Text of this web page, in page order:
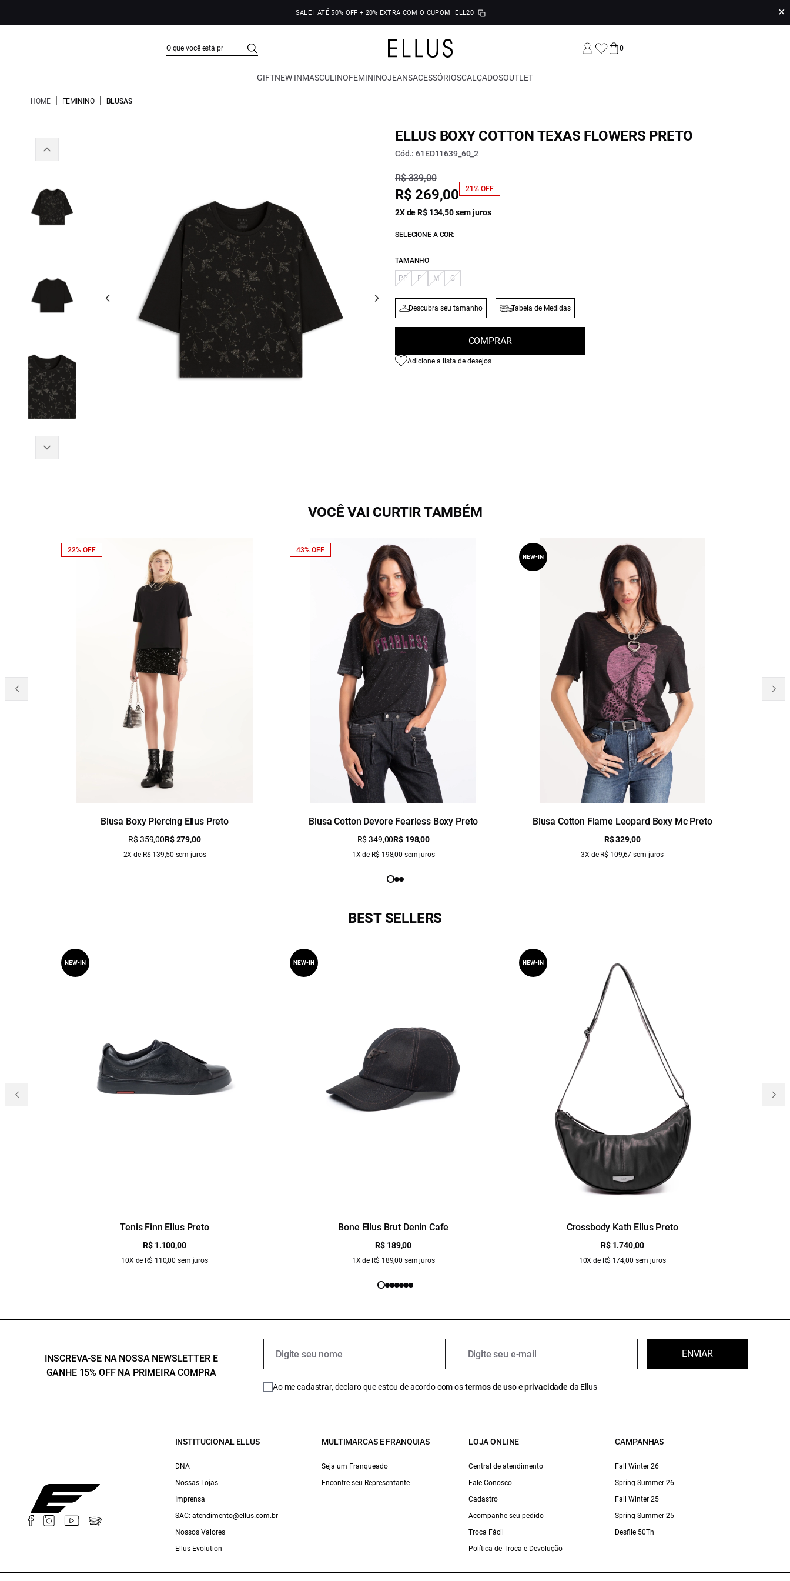
SALE | ATÉ 50% OFF + 20% EXTRA COM O CUPOM ELL20 ✕
0
GIFTNEW INMASCULINOFEMININOJEANSACESSÓRIOSCALÇADOSOUTLET
HOME | FEMININO | BLUSAS
ELLUS BOXY COTTON TEXAS FLOWERS PRETO
Cód.: 61ED11639_60_2
R$ 339,00
R$ 269,00 21% OFF
2X de R$ 134,50 sem juros
SELECIONE A COR:
TAMANHO
PP P M G
Descubra seu tamanho Tabela de Medidas
COMPRAR
Adicione a lista de desejos
VOCÊ VAI CURTIR TAMBÉM
Blusa Boxy Piercing Ellus Preto
R$ 359,00R$ 279,00
2X de R$ 139,50 sem juros
22% OFF
Blusa Cotton Devore Fearless Boxy Preto
R$ 349,00R$ 198,00
1X de R$ 198,00 sem juros
43% OFF
Blusa Cotton Flame Leopard Boxy Mc Preto
R$ 329,00
3X de R$ 109,67 sem juros
NEW-IN
BEST SELLERS
Tenis Finn Ellus Preto
R$ 1.100,00
10X de R$ 110,00 sem juros
NEW-IN
Bone Ellus Brut Denin Cafe
R$ 189,00
1X de R$ 189,00 sem juros
NEW-IN
Crossbody Kath Ellus Preto
R$ 1.740,00
10X de R$ 174,00 sem juros
NEW-IN
INSCREVA-SE NA NOSSA NEWSLETTER E
GANHE 15% OFF NA PRIMEIRA COMPRA
ENVIAR
Ao me cadastrar, declaro que estou de acordo com ostermos de uso e privacidade da Ellus
INSTITUCIONAL ELLUS
DNA
Nossas Lojas
Imprensa
SAC: atendimento@ellus.com.br
Nossos Valores
Ellus Evolution
MULTIMARCAS E FRANQUIAS
Seja um Franqueado
Encontre seu Representante
LOJA ONLINE
Central de atendimento
Fale Conosco
Cadastro
Acompanhe seu pedido
Troca Fácil
Política de Troca e Devolução
CAMPANHAS
Fall Winter 26
Spring Summer 26
Fall Winter 25
Spring Summer 25
Desfile 50Th